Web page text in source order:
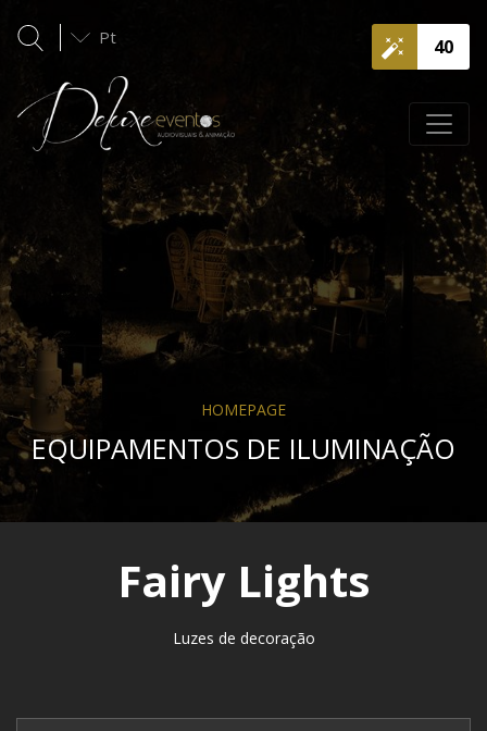
40
Pt
HOMEPAGE
EQUIPAMENTOS DE ILUMINAÇÃO
Fairy Lights
Luzes de decoração